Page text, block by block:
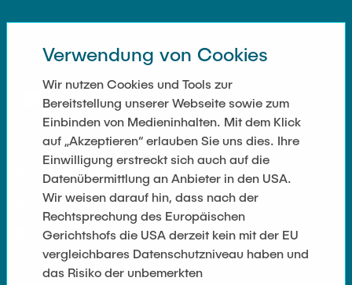
SOZIALE NETZWERKE
WEITERFÜHRENDE LINKS
Datenschutz
Impressum
Verwendung von Cookies
Wir nutzen Cookies und Tools zur
Bereitstellung unserer Webseite sowie zum
Einbinden von Medieninhalten. Mit dem Klick
auf „Akzeptieren“ erlauben Sie uns dies. Ihre
Einwilligung erstreckt sich auch auf die
Datenübermittlung an Anbieter in den USA.
Wir weisen darauf hin, dass nach der
Rechtsprechung des Europäischen
Gerichtshofs die USA derzeit kein mit der EU
vergleichbares Datenschutzniveau haben und
das Risiko der unbemerkten